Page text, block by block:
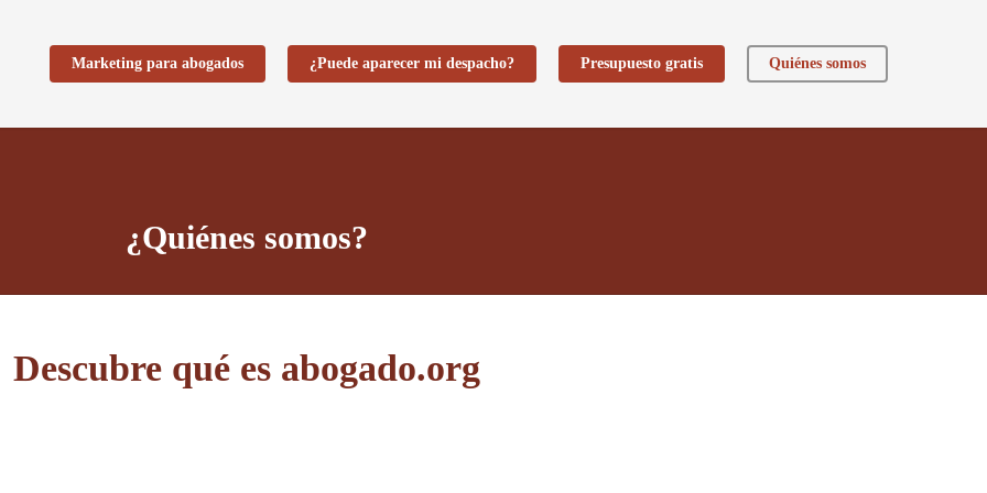
Marketing para abogados ¿Puede aparecer mi despacho? Presupuesto gratis Quiénes somos
¿Quiénes somos?
Descubre qué es abogado.org